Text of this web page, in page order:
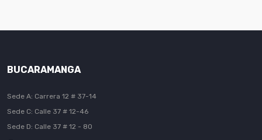
BUCARAMANGA
Sede A: Carrera 12 # 37-14
Sede C: Calle 37 # 12-46
Sede D: Calle 37 # 12 - 80